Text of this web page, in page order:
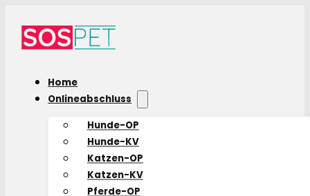
Home
Onlineabschluss
Hunde-OP
Hunde-KV
Katzen-OP
Katzen-KV
Pferde-OP